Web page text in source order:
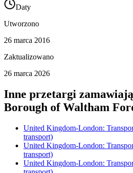
Daty
Utworzono
26 marca 2016
Zaktualizowano
26 marca 2026
Inne przetargi
Borough of Waltham
United Kingdom-London:
transport)
United Kingdom-London:
transport)
United Kingdom-London: